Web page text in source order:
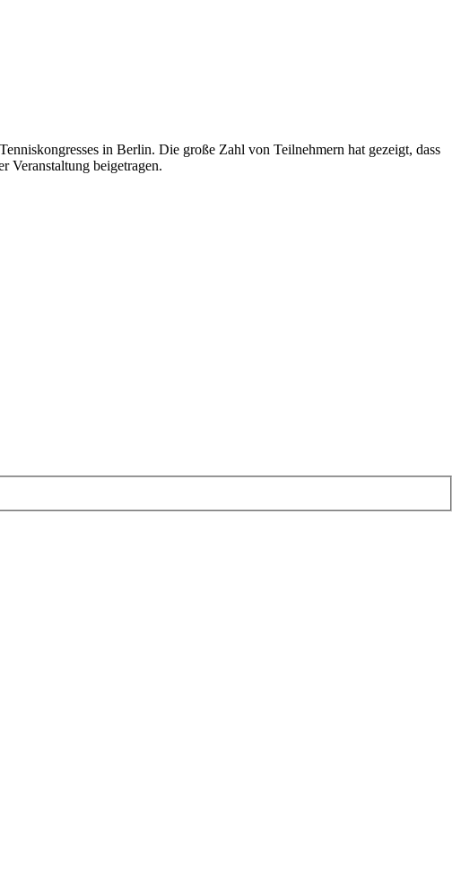
in Berlin. Die große Zahl von Teilnehmern hat gezeigt, dass
Veranstaltung beigetragen.